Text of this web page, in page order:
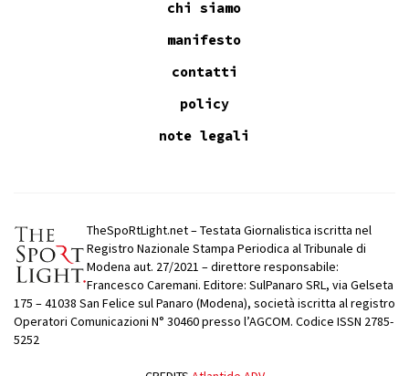
chi siamo
manifesto
contatti
policy
note legali
TheSpoRtLight.net – Testata Giornalistica iscritta nel
Registro Nazionale Stampa Periodica al Tribunale di
Modena aut. 27/2021 – direttore responsabile:
Francesco Caremani. Editore: SulPanaro SRL, via Gelseta
175 – 41038 San Felice sul Panaro (Modena), società iscritta al registro
Operatori Comunicazioni N° 30460 presso l’AGCOM. Codice ISSN 2785-
5252